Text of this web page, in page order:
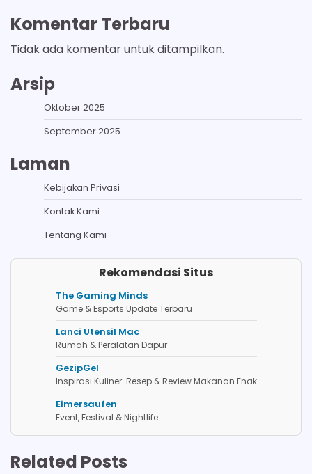
Komentar Terbaru
Tidak ada komentar untuk ditampilkan.
Arsip
Oktober 2025
September 2025
Laman
Kebijakan Privasi
Kontak Kami
Tentang Kami
Rekomendasi Situs
The Gaming Minds
Game & Esports Update Terbaru
Lanci Utensil Mac
Rumah & Peralatan Dapur
GezipGel
Inspirasi Kuliner: Resep & Review Makanan Enak
Eimersaufen
Event, Festival & Nightlife
Related Posts